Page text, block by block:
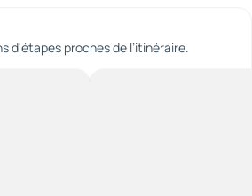
d'étapes proches de l’itinéraire.